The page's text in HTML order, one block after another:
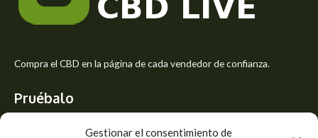
Gestionar el consentimiento de
e
Compra el CBD en la página de cada vendedor de confianza.
Pruébalo
Siente el mejor aroma de las flores CBD y usa los beneficios del